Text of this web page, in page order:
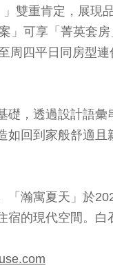
雙重肯定，展
」可享「菁英套
四平日同房型
，透過設計語
回到家般舒適
瀚寓夏天」於
的現代空間。